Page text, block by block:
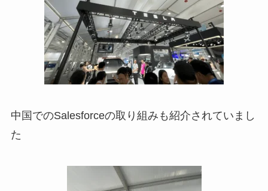
中国でのSalesforceの取り組みも紹介されていまし
た